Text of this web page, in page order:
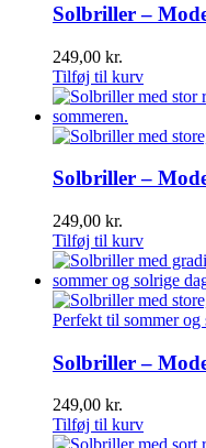
Solbriller –
249,00 kr.
Tilføj til kurv
Solbriller –
249,00 kr.
Tilføj til kurv
Solbriller –
249,00 kr.
Tilføj til kurv